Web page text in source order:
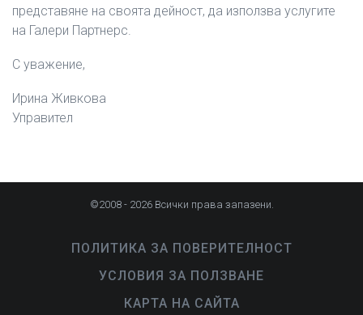
представяне на своята дейност, да използва услугите
на Галери Партнерс.
С уважение,
Ирина Живкова
Управител
©2008 - 2026 Всички права запазени.
ПОЛИТИКА ЗА ПОВЕРИТЕЛНОСТ
УСЛОВИЯ ЗА ПОЛЗВАНЕ
КАРТА НА САЙТА